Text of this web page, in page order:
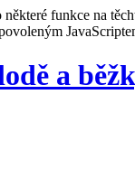
funkce na
a